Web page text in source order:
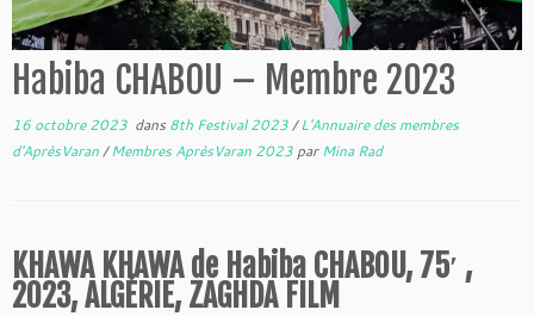
Habiba CHABOU – Membre 2023
16 octobre 2023 dans 8th Festival 2023/L'Annuaire des membres
d'AprèsVaran/Membres AprèsVaran 2023 parMina Rad
KHAWA KHAWA de Habiba CHABOU, 75′ ,
2023, ALGÉRIE, ZAGHDA FILM